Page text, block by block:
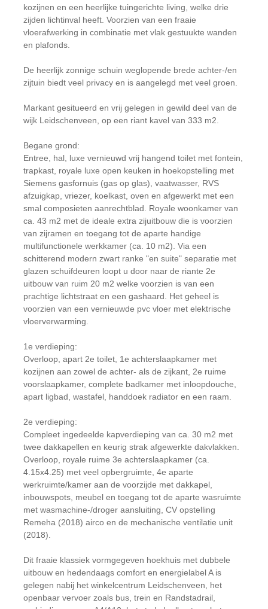
kozijnen en een heerlijke tuingerichte living, welke drie
zijden lichtinval heeft. Voorzien van een fraaie
vloerafwerking in combinatie met vlak gestuukte wanden
en plafonds.
De heerlijk zonnige schuin weglopende brede achter-/en
zijtuin biedt veel privacy en is aangelegd met veel groen.
Markant gesitueerd en vrij gelegen in gewild deel van de
wijk Leidschenveen, op een riant kavel van 333 m2.
Begane grond:
Entree, hal, luxe vernieuwd vrij hangend toilet met fontein,
trapkast, royale luxe open keuken in hoekopstelling met
Siemens gasfornuis (gas op glas), vaatwasser, RVS
afzuigkap, vriezer, koelkast, oven en afgewerkt met een
smal composieten aanrechtblad. Royale woonkamer van
ca. 43 m2 met de ideale extra zijuitbouw die is voorzien
van zijramen en toegang tot de aparte handige
multifunctionele werkkamer (ca. 10 m2). Via een
schitterend modern zwart ranke "en suite" separatie met
glazen schuifdeuren loopt u door naar de riante 2e
uitbouw van ruim 20 m2 welke voorzien is van een
prachtige lichtstraat en een gashaard. Het geheel is
voorzien van een vernieuwde pvc vloer met elektrische
vloerverwarming.
1e verdieping:
Overloop, apart 2e toilet, 1e achterslaapkamer met
kozijnen aan zowel de achter- als de zijkant, 2e ruime
voorslaapkamer, complete badkamer met inloopdouche,
apart ligbad, wastafel, handdoek radiator en een raam.
2e verdieping:
Compleet ingedeelde kapverdieping van ca. 30 m2 met
twee dakkapellen en keurig strak afgewerkte dakvlakken.
Overloop, royale ruime 3e achterslaapkamer (ca.
4.15x4.25) met veel opbergruimte, 4e aparte
werkruimte/kamer aan de voorzijde met dakkapel,
inbouwspots, meubel en toegang tot de aparte wasruimte
met wasmachine-/droger aansluiting, CV opstelling
Remeha (2018) airco en de mechanische ventilatie unit
(2018).
Dit fraaie klassiek vormgegeven hoekhuis met dubbele
uitbouw en hedendaags comfort en energielabel A is
gelegen nabij het winkelcentrum Leidschenveen, het
openbaar vervoer zoals bus, trein en Randstadrail,